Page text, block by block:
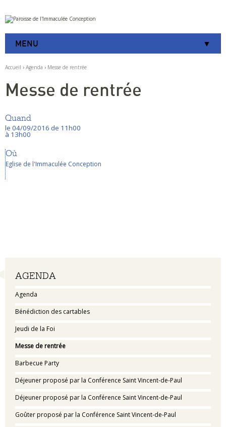
Aller
au
contenu.
à
navigation
Outils
personnels
MENU
Accueil › Agenda › Messe de rentrée
Navigation
AGENDA
Agenda
Bénédiction des cartables
Jeudi de la Foi
Messe de rentrée
Barbecue Party
Déjeuner proposé par la Conférence Saint Vincent-de-Paul
Déjeuner proposé par la Conférence Saint Vincent-de-Paul
Goûter proposé par la Conférence Saint Vincent-de-Paul
Messe de rentrée
Quand
le 04/09/2016 de 11h00
à 13h00
Où
Eglise de l'Immaculée Conception